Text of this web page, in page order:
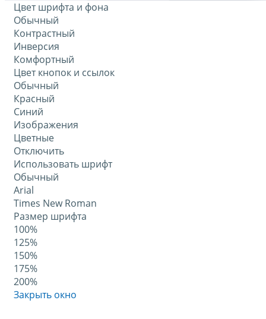
Цвет шрифта и фона
Обычный
Контрастный
Инверсия
Комфортный
Цвет кнопок и ссылок
Обычный
Красный
Синий
Изображения
Цветные
Отключить
Использовать шрифт
Обычный
Arial
Times New Roman
Размер шрифта
100%
125%
150%
175%
200%
Закрыть окно